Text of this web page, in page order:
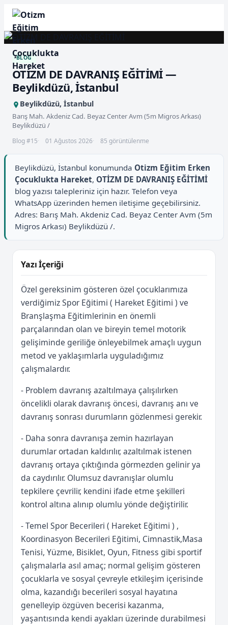
BLOG
OTİZM DE DAVRANIŞ EĞİTİMİ —
Beylikdüzü, İstanbul
Beylikdüzü, İstanbul
Barış Mah. Akdeniz Cad. Beyaz Center Avm (5m Migros Arkası)
Beylikdüzü /
Blog #15 01 Ağustos 2026 85 görüntülenme
Beylikdüzü, İstanbul konumunda Otizm Eğitim Erken
Çocuklukta Hareket, OTİZM DE DAVRANIŞ EĞİTİMİ
blog yazısı talepleriniz için hazır. Telefon veya
WhatsApp üzerinden hemen iletişime geçebilirsiniz.
Adres: Barış Mah. Akdeniz Cad. Beyaz Center Avm (5m
Migros Arkası) Beylikdüzü /.
Yazı İçeriği
Özel gereksinim gösteren özel çocuklarımıza
verdiğimiz Spor Eğitimi ( Hareket Eğitimi ) ve
Branşlaşma Eğitimlerinin en önemli
parçalarından olan ve bireyin temel motorik
gelişiminde geriliğe önleyebilmek amaçlı uygun
metod ve yaklaşımlarla uyguladığımız
çalışmalardır.
- Problem davranış azaltılmaya çalışılırken
öncelikli olarak davranış öncesi, davranış anı ve
davranış sonrası durumların gözlenmesi gerekir.
- Daha sonra davranışa zemin hazırlayan
durumlar ortadan kaldırılır, azaltılmak istenen
davranış ortaya çıktığında görmezden gelinir ya
da caydırılır. Olumsuz davranışlar olumlu
tepkilere çevrilir, kendini ifade etme şekilleri
kontrol altına alınıp olumlu yönde değiştirilir.
- Temel Spor Becerileri ( Hareket Eğitimi ) ,
Koordinasyon Becerileri Eğitimi, Cimnastik,Masa
Tenisi, Yüzme, Bisiklet, Oyun, Fitness gibi sportif
çalışmalarla asıl amaç; normal gelişim gösteren
çocuklarla ve sosyal çevreyle etkileşim içerisinde
olma, kazandığı becerileri sosyal hayatına
genelleyip özgüven becerisi kazanma,
yaşantısında kendi ayakları üzerinde durabilmesi